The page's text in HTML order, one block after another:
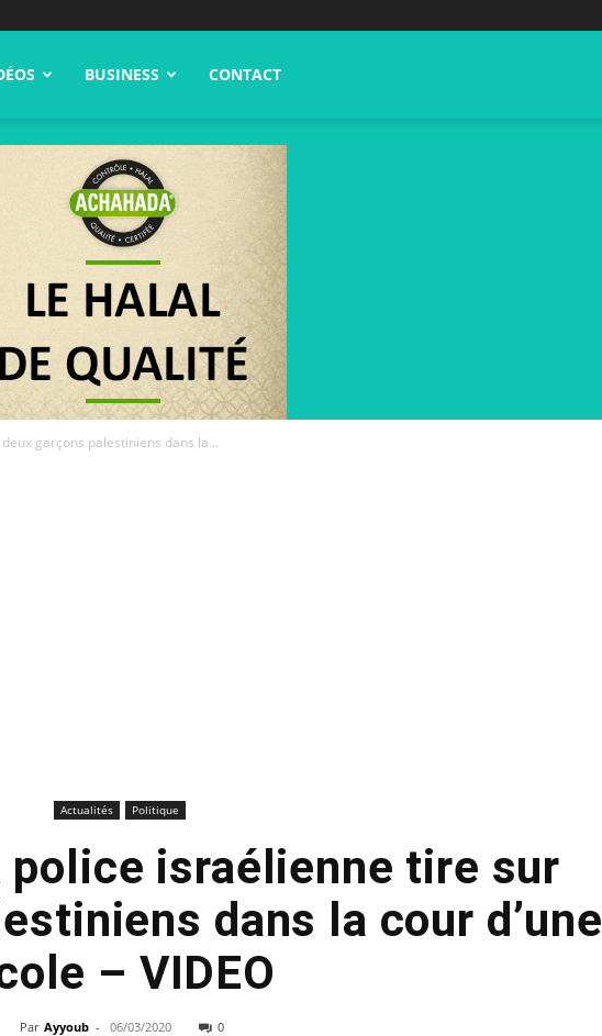
BUSINESS CONTACT
garçons palestiniens dans la...
Actualités Politique
police israélienne tire sur
dans la cour d’une
– VIDEO
Par Ayyoub - 06/03/2020 0